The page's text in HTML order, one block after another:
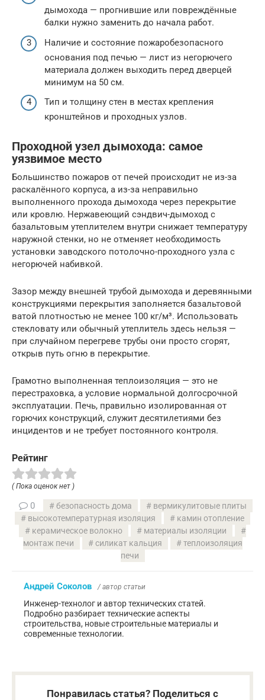
дымохода — прогнившие или повреждённые
балки нужно заменить до начала работ.
Наличие и состояние пожаробезопасного
основания под печью — лист из негорючего
материала должен выходить перед дверцей
минимум на 50 см.
Тип и толщину стен в местах крепления
кронштейнов и проходных узлов.
Проходной узел дымохода: самое
уязвимое место
Большинство пожаров от печей происходит не из-за
раскалённого корпуса, а из-за неправильно
выполненного прохода дымохода через перекрытие
или кровлю. Нержавеющий сэндвич-дымоход с
базальтовым утеплителем внутри снижает температуру
наружной стенки, но не отменяет необходимость
установки заводского потолочно-проходного узла с
негорючей набивкой.
Зазор между внешней трубой дымохода и деревянными
конструкциями перекрытия заполняется базальтовой
ватой плотностью не менее 100 кг/м³. Использовать
стекловату или обычный утеплитель здесь нельзя —
при случайном перегреве трубы они просто сгорят,
открыв путь огню в перекрытие.
Грамотно выполненная теплоизоляция — это не
перестраховка, а условие нормальной долгосрочной
эксплуатации. Печь, правильно изолированная от
горючих конструкций, служит десятилетиями без
инцидентов и не требует постоянного контроля.
Рейтинг
( Пока оценок нет )
0 безопасность дома
вермикулитовые плиты
высокотемпературная изоляция
камин отопление
керамическое волокно
материалы изоляции
монтаж печи
силикат кальция
теплоизоляция
печи
Андрей Соколов / автор статьи
Инженер-технолог и автор технических статей.
Подробно разбирает технические аспекты
строительства, новые строительные материалы и
современные технологии.
Понравилась статья? Поделиться с